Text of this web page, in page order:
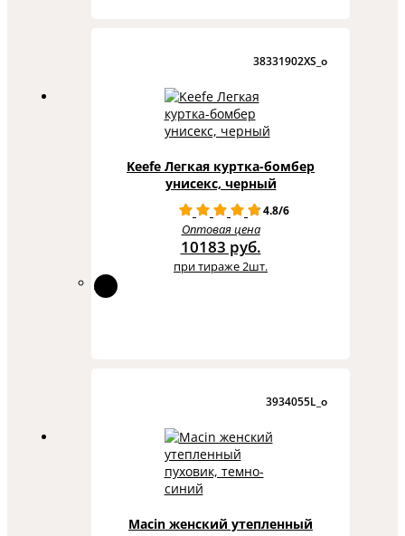
38331902XS_o
Keefe Легкая куртка-бомбер
унисекс, черный
4.8/6
Оптовая цена
10183 руб.
при тираже 2шт.
3934055L_o
Macin женский утепленный